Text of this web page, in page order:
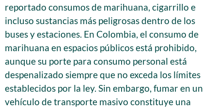
reportado consumos de marihuana, cigarrillo e
incluso sustancias más peligrosas dentro de los
buses y estaciones. En Colombia, el consumo de
marihuana en espacios públicos está prohibido,
aunque su porte para consumo personal está
despenalizado siempre que no exceda los límites
establecidos por la ley. Sin embargo, fumar en un
vehículo de transporte masivo constituye una